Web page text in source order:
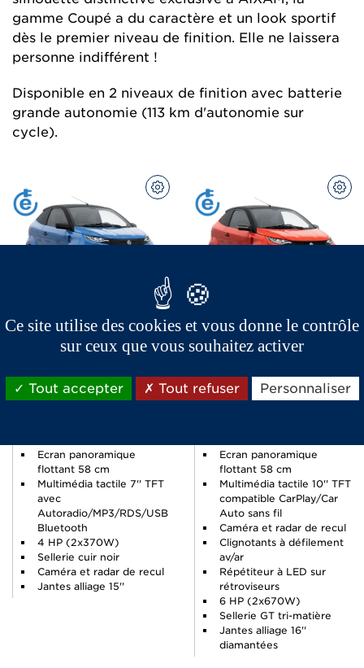
gamme Coupé a du caractère et un look sportif
dès le premier niveau de finition. Elle ne laissera
personne indifférent !
Disponible en 2 niveaux de finition avec batterie
grande autonomie (113 km d'autonomie sur
cycle).
Coupé Sport
électrique
à partir de 270 € par mois
CONFIGUREZ
Jusqu'à 113 km
d'autonomie (selon cycle
Ecran panoramique
flottant 58 cm
Multimédia tactile 7'' TFT
avec
Autoradio/MP3/RDS/USB
Bluetooth
4 HP (2x370W)
Sellerie cuir noir
Caméra et radar de recul
Jantes alliage 15''
électrique
à partir de 292 € par mois
Jusqu'à 113 km
d'autonomie (selon cycle
Ecran panoramique
flottant 58 cm
Multimédia tactile 10'' TFT
compatible CarPlay/Car
Auto sans fil
Caméra et radar de recul
Clignotants à défilement
av/ar
Répétiteur à LED sur
rétroviseurs
6 HP (2x670W)
Sellerie GT tri-matière
Jantes alliage 16''
diamantées
Ce site utilise des cookies et vous donne le contrôle
sur ceux que vous souhaitez activer
Tout accepter Tout refuser Personnaliser